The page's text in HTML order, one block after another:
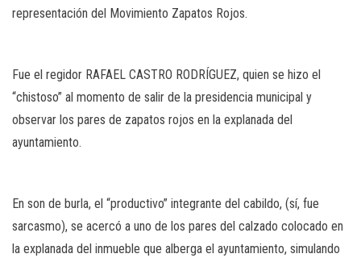
representación del Movimiento Zapatos Rojos.
Fue el regidor RAFAEL CASTRO RODRÍGUEZ, quien se hizo el
“chistoso” al momento de salir de la presidencia municipal y
observar los pares de zapatos rojos en la explanada del
ayuntamiento.
En son de burla, el “productivo” integrante del cabildo, (sí, fue
sarcasmo), se acercó a uno de los pares del calzado colocado en
la explanada del inmueble que alberga el ayuntamiento, simulando